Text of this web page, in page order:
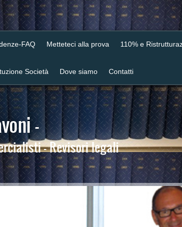
FAQ Metteteci alla prova 110% e
Società Dove siamo Contatti
-
- Revisori legali